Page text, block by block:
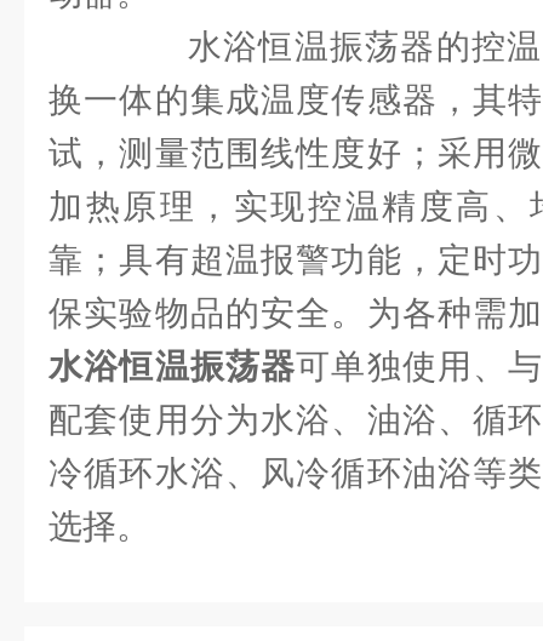
水浴恒温振荡器的控温
换一体的集成温度传感器，其
试，测量范围线性度好；采用
加热原理，实现控温精度高
靠；具有超温报警功能，定时
保实验物品的安全。为各种需
水浴恒温振荡器可单独使用、
配套使用分为水浴、油浴、循
冷循环水浴、风冷循环油浴等
选择。